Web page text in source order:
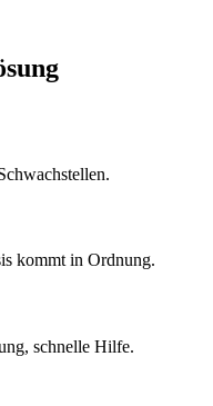
kommt in Ordnung.
schnelle Hilfe.